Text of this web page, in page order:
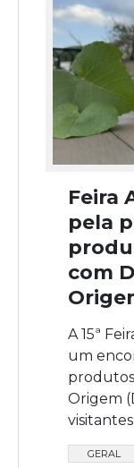
Feira
pela
com
A 15ª
um
Origem
GERAL